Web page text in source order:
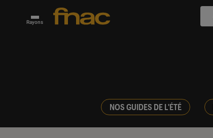
Rayons
NOS GUIDES DE L'ÉTÉ